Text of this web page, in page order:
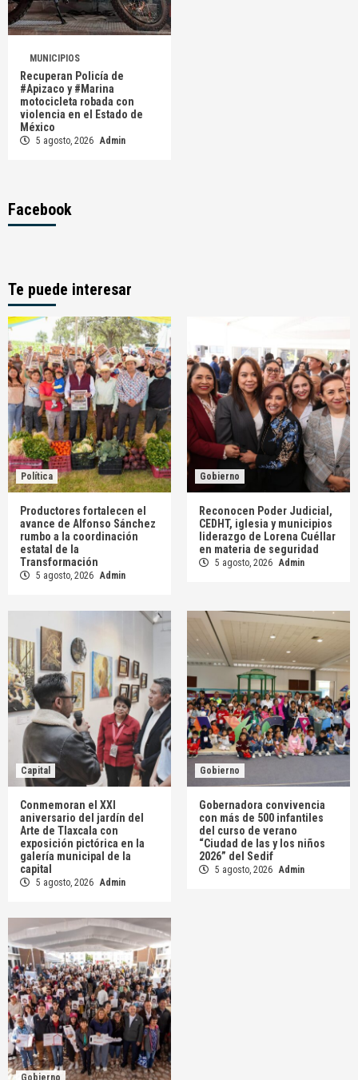
MUNICIPIOS
Recuperan Policía de
#Apizaco y #Marina
motocicleta robada con
violencia en el Estado de
México
5 agosto, 2026 Admin
Facebook
Te puede interesar
Política
Productores fortalecen el
avance de Alfonso Sánchez
rumbo a la coordinación
estatal de la
Transformación
5 agosto, 2026 Admin
Gobierno
Reconocen Poder Judicial,
CEDHT, iglesia y municipios
liderazgo de Lorena Cuéllar
en materia de seguridad
5 agosto, 2026 Admin
Capital
Conmemoran el XXI
aniversario del jardín del
Arte de Tlaxcala con
exposición pictórica en la
galería municipal de la
capital
5 agosto, 2026 Admin
Gobierno
Gobernadora convivencia
con más de 500 infantiles
del curso de verano
“Ciudad de las y los niños
2026” del Sedif
5 agosto, 2026 Admin
Gobierno